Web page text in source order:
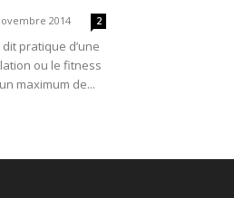
2014 2
pratique d’une
ou le fitness
maximum de...